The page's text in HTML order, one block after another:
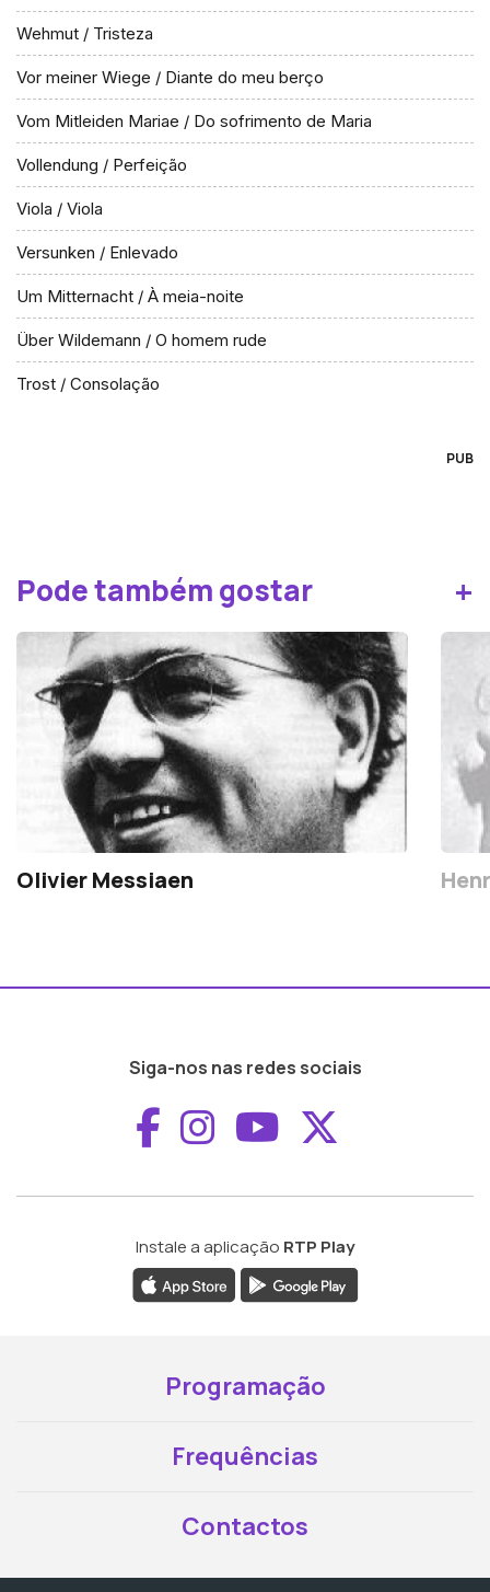
Wehmut / Tristeza
Vor meiner Wiege / Diante do meu berço
Vom Mitleiden Mariae / Do sofrimento de Maria
Vollendung / Perfeição
Viola / Viola
Versunken / Enlevado
Um Mitternacht / À meia-noite
Über Wildemann / O homem rude
Trost / Consolação
PUB
Pode também gostar +
Olivier Messiaen
Siga-nos nas redes sociais
Aceder ao
Aceder ao
Aceder ao
Instale a aplicação RTP Play
Programação
Frequências
Contactos